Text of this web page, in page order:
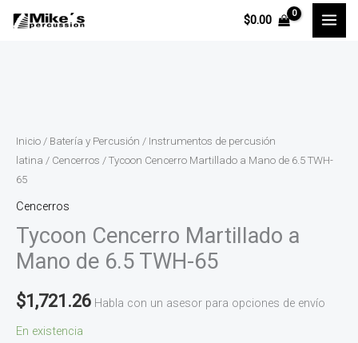
$0.00
Inicio / Batería y Percusión / Instrumentos de percusión
latina / Cencerros / Tycoon Cencerro Martillado a Mano de 6.5 TWH-
65
Cencerros
Tycoon Cencerro Martillado a
Mano de 6.5 TWH-65
$1,721.26 Habla con un asesor para opciones de envío
En existencia
Martillado
a
Mano
de
6.5
TWH-
65
cantidad